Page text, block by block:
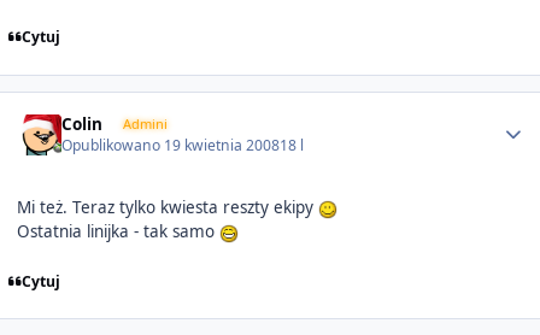
Cytuj
Colin Admini
Opublikowano 19 kwietnia 200818 l
Mi też. Teraz tylko kwiesta reszty ekipy
Ostatnia linijka - tak samo
Cytuj